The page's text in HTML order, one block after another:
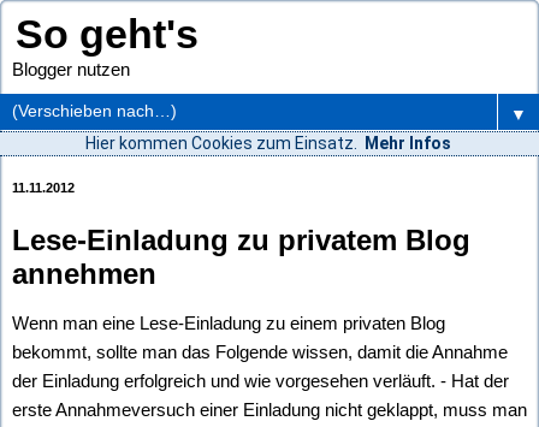
So geht's
Blogger nutzen
▼
Hier kommen Cookies zum Einsatz.
Mehr Infos
11.11.2012
Lese-Einladung zu privatem Blog
annehmen
Wenn man eine Lese-Einladung zu einem privaten Blog
bekommt, sollte man das Folgende wissen, damit die Annahme
der Einladung erfolgreich und wie vorgesehen verläuft. - Hat der
erste Annahmeversuch einer Einladung nicht geklappt, muss man